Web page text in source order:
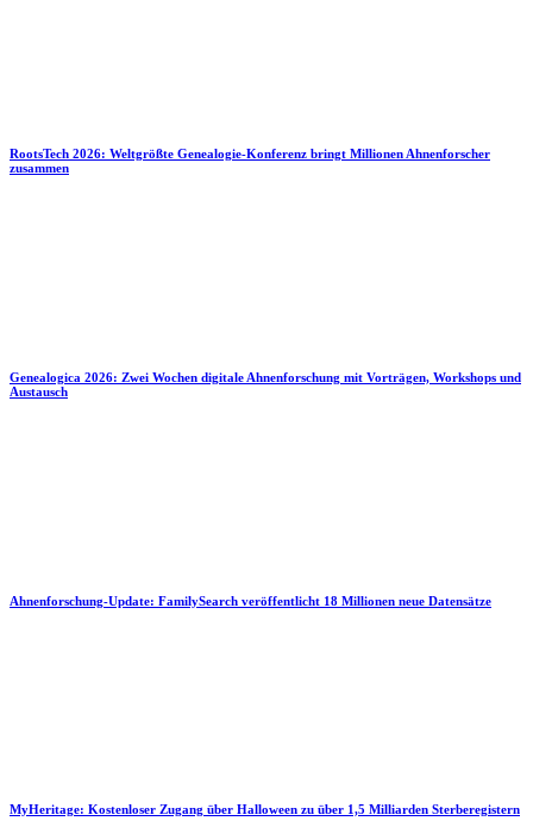
RootsTech 2026: Weltgrößte Genealogie-Konferenz bringt Millionen Ahnenforscher
zusammen
Genealogica 2026: Zwei Wochen digitale Ahnenforschung mit Vorträgen, Workshops und
Austausch
Ahnenforschung-Update: FamilySearch veröffentlicht 18 Millionen neue Datensätze
MyHeritage: Kostenloser Zugang über Halloween zu über 1,5 Milliarden Sterberegistern